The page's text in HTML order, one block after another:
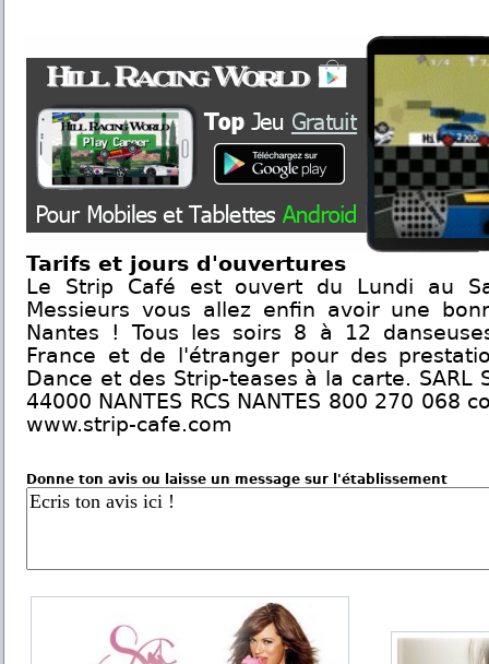
Tarifs et jours d'ouvertures
Le Strip Café est ouvert du Lundi au
Messieurs vous allez enfin avoir une
Nantes ! Tous les soirs 8 à 12
France et de l'étranger pour des
Dance et des Strip-teases à la carte. SARL
44000 NANTES RCS NANTES 800 270 068
www.strip-cafe.com
Donne ton avis ou laisse un message sur l'établissement